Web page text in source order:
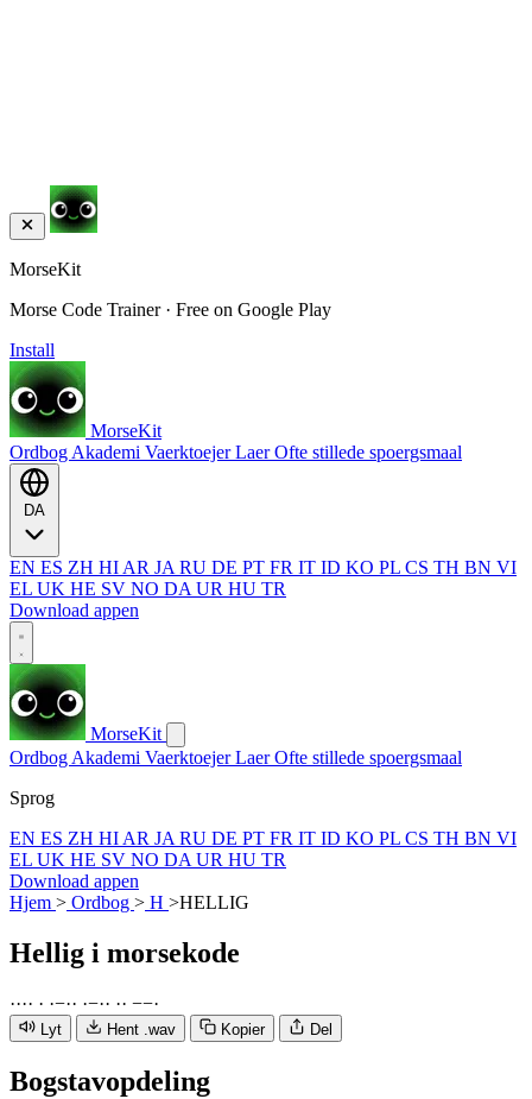
MorseKit
Morse Code Trainer · Free on Google Play
Install
MorseKit
Ordbog Akademi VaerktoejerLaerOfte stillede spoergsmaal
EN ES ZH HI AR JA RU DE PT FR IT ID KO PL CS TH BN VI
EL UK HE SV NO DA UR HU TR
Download appen
MorseKit
Ordbog Akademi VaerktoejerLaerOfte stillede spoergsmaal
Sprog
EN ES ZH HI AR JA RU DE PT FR IT ID KO PL CS TH BN VI
EL UK HE SV NO DA UR HU TR
Download appen
Hjem > Ordbog > H >HELLIG
Hellig i morsekode
···· · ·−·· ·−·· ·· −−·
Lyt Hent .wav Kopier Del
Bogstavopdeling